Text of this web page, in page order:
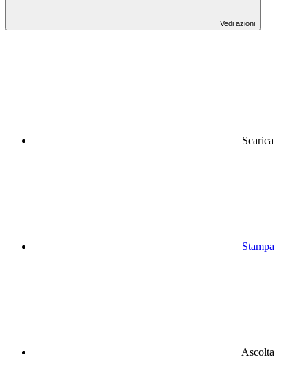
Vedi azioni
Scarica
Stampa
Ascolta